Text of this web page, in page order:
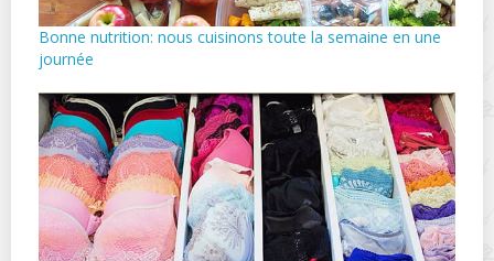
Bonne nutrition: nous cuisinons toute la semaine en une
journée